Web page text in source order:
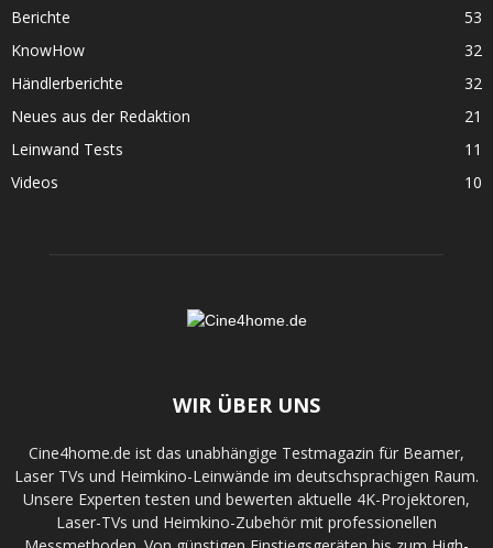
Berichte
53
KnowHow
32
Händlerberichte
32
Neues aus der Redaktion
21
Leinwand Tests
11
Videos
10
WIR ÜBER UNS
Cine4home.de ist das unabhängige Testmagazin für Beamer,
Laser TVs und Heimkino-Leinwände im deutschsprachigen Raum.
Unsere Experten testen und bewerten aktuelle 4K-Projektoren,
Laser-TVs und Heimkino-Zubehör mit professionellen